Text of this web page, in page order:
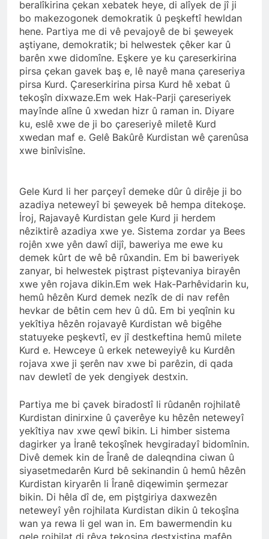
paylaşmayı kararlaştırdı.
BAŞTA KÜRT HALKI OLMAK
ÜZERE HERKESİN, MEŞRU
HAKLARININ TESLİM
EDİLDİĞİ ADİL BİR DÜZEN
UMUDUMUZU CANLI
TUTARAK; RAMAZAN
BAYRAMINIZI
KUTLUYORUZ!
1 Yıl Ago
HAK-PAR, PDK-BAKUR, PSK,
PWK, Diyarbakır e Mardin’de
Halepçe Soykırımı’nı Andılar:
Halepçe Soykırımının
Yaraları, Ulusal Birlik ve
Kürdistan’ın Özgürlüğüyle
Sarılabilir
1 Yıl Ago
Ahmed el Şara ve Mazlum
Abdi’nin imzaladığı
anlaşma, Kürtlerin kolektif
haklarını içermiyor.
1 Yıl Ago
HAK-PAR Adana İl Kadın
Başarıyla Sonuçlandı
Düzgün KAPLAN; ‘PKK’ nin
feshi en başta Kürt halkının
yararına olacaktır.’
1 Yıl Ago
BASINA VE KAMUOYUNA
Eşitlik ve özgürlük
mücadelesi veren tüm
kadınları selamlıyoruz
Bugün 8 Mart Dünya
kadınlar günü.
1 Yıl Ago
İZMİR’DE HAK.PAR, PSK
ve PWK DEN YEREL İŞ
BİRLİĞİ
1 Yıl Ago
HAK-PAR Hewler temsilcisi
Mehmet Şirin Timur; HAK-
PAR heyetine gösterilen ilgi
için teşekkür ediyoruz.
1 Yıl Ago
HAK-PAR BAŞKANLIK
KURULU; ‘Kürt meselesi
PKK den ibaret değildir.’
1 Yıl Ago
*HAK-PAR Genel başkanı
RUDAW’ın düzenlediği
“Ortadoğu’nun Geleceğinde
Belirsizlikler” Formuna
katıldı*
1 Yıl Ago
HAK-PAR Genel Başkanı
Düzgün Kaplan “Hewler
Ortadoğu’nun politik
merkezine dönüşmektedir”
1 Yıl Ago
HAK-PAR, PSK VE PWK
İZMİR’İN KONAK
MEYDANINDA ORTAK
BASIN AÇIKLAMASI YAPTI
1 Yıl Ago
Dünya Anadil Günü’nde HAK-
PAR’ın eski genel başkanı
sayın Kemal Burkay’dan
konferans Dünya Anadil
1 Yıl Ago
HAK-PAR Viyana
beralîkirina çekan xebatek heye, di alîyek de jî ji
bo makezogonek demokratik û peşkeftî hewldan
hene. Partiya me di vê pevajoyê de bi şeweyek
aştiyane, demokratik; bi helwestek çêker kar û
barên xwe didomîne. Eşkere ye ku çareserkirina
pirsa çekan gavek baş e, lê nayê mana çareseriya
pirsa Kurd. Çareserkirina pirsa Kurd hê xebat û
tekoşîn dixwaze.Em wek Hak-Parji çareseriyek
mayînde alîne û xwedan hizr û raman in. Diyare
ku, eslê xwe de ji bo çareseriyê miletê Kurd
xwedan maf e. Gelê Bakûrê Kurdistan wê çarenûsa
xwe binîvisîne.
Gele Kurd li her parçeyî demeke dûr û dirêje ji bo
azadiya neteweyî bi şeweyek bê hempa ditekoşe.
İroj, Rajavayê Kurdistan gele Kurd ji herdem
nêziktirê azadiya xwe ye. Sistema zordar ya Bees
rojên xwe yên dawî dijî, baweriya me ewe ku
demek kûrt de wê bê rûxandin. Em bi baweriyek
zanyar, bi helwestek piştrast piştevaniya birayên
xwe yên rojava dikin.Em wek Hak-Parhêvidarin ku,
hemû hêzên Kurd demek nezîk de di nav refên
hevkar de bêtin cem hev û dû. Em bi yeqînin ku
yekîtiya hêzên rojavayê Kurdistan wê bigêhe
statuyeke peşkevtî, ev jî destkeftina hemû milete
Kurd e. Hewceye û erkek neteweyiyê ku Kurdên
rojava xwe ji şerên nav xwe bi parêzin, di qada
nav dewletî de yek dengiyek destxin.
Partiya me bi çavek biradostî li rûdanên rojhilatê
Kurdistan dinirxine û çaverêye ku hêzên neteweyî
yekîtiya nav xwe qewî bikin. Li himber sistema
dagirker ya İranê tekoşînek hevgiradayî bidomînin.
Divê demek kin de Îranê de daleqndina ciwan û
siyasetmedarên Kurd bê sekinandin û hemû hêzên
Kurdistan kiryarên li Îranê diqewimin şermezar
bikin. Di hêla dî de, em piştgiriya daxwezên
neteweyî yên rojhilata Kurdistan dikin û tekoşîna
wan ya rewa li gel wan in. Em bawermendin ku
gele rojhilat di rêya tekoşina destxistina mafên